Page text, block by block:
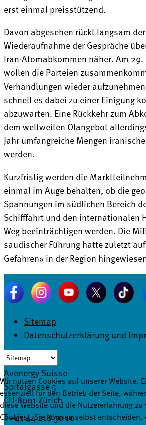
erst einmal preisstützend.
Davon abgesehen rückt langsam
Wiederaufnahme der Gespräche
Iran-Atomabkommen näher. Am 29.
wollen die Parteien
Verhandlungen wieder
schnell es dabei zu einer Einigung
abzuwarten. Eine Rückkehr zum
dem weltweiten Ölangebot
Jahr umfangreiche Mengen
werden.
Kurzfristig werden die
einmal im Auge behalten, ob die
Spannungen im südlichen Bereich
Schifffahrt und den internationalen
Weg beeinträchtigen werden. Die
saudischer Führung hatte zuletzt
Gefahren» in der Region
Sitemap
Datenschutzerklärung und
Avenergy Suisse
Spitalgasse 5
CH-8001 Zürich
T +41 44 218 50 10
Wir nutzen Cookies auf unserer Website.
essenziell für den Betrieb der Seite,
diese Website und die Nutzererfahrung
Cookies). Sie können selbst entscheiden,